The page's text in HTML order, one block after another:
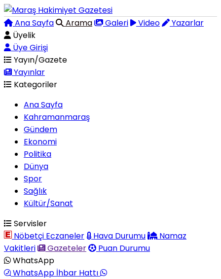
Ana Sayfa Arama Galeri Video
Yazarlar
Üyelik
Üye Girişi
Yayın/Gazete
Yayınlar
Kategoriler
Ana Sayfa
Kahramanmaraş
Gündem
Ekonomi
Politika
Dünya
Spor
Sağlık
Kültür/Sanat
Servisler
Nöbetçi Eczaneler
Hava Durumu
Namaz
Vakitleri
Gazeteler
Puan Durumu
WhatsApp
WhatsApp İhbar Hattı